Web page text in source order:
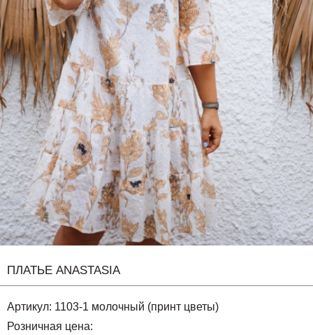
ПЛАТЬЕ ANASTASIA
Артикул: 1103-1 молочный (принт цветы)
Розничная цена: